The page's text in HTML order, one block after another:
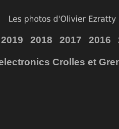
2019 2018 2017 2016
Crolles et